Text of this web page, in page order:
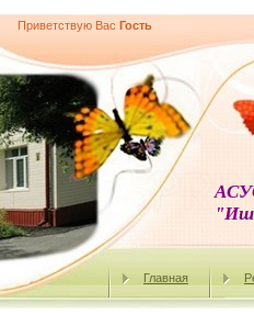
Приветствую Вас Гость
Главная